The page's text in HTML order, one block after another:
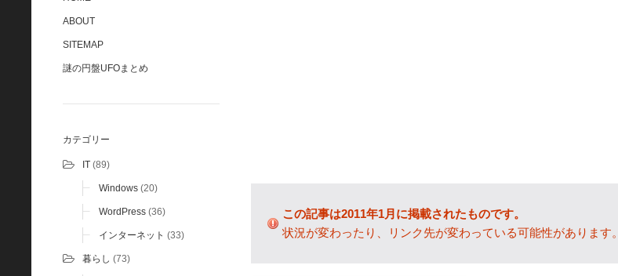
ABOUT
SITEMAP
謎の円盤UFOまとめ
カテゴリー
IT (89)
Windows (20)
WordPress (36)
インターネット (33)
暮らし (73)
この記事は2011年1月に掲載されたものです。
状況が変わったり、リンク先が変わっている可能性があります。